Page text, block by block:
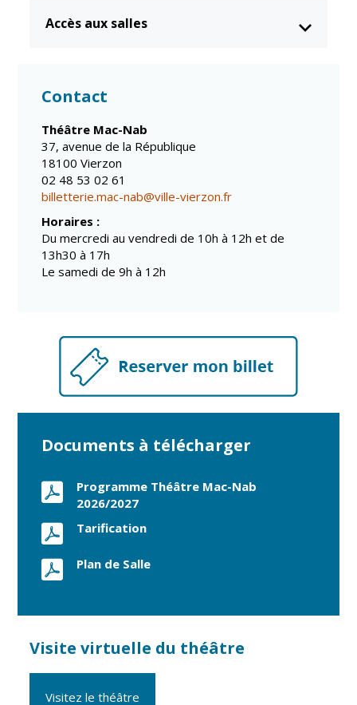
Accès aux salles
Contact
Théâtre Mac-Nab
37, avenue de la République
18100 Vierzon
02 48 53 02 61
billetterie.mac-nab@ville-vierzon.fr
Horaires :
Du mercredi au vendredi de 10h à 12h et de
13h30 à 17h
Le samedi de 9h à 12h
Documents à télécharger
Programme Théâtre Mac-Nab
2026/2027
Tarification
Plan de Salle
Visite virtuelle du théâtre
Visitez le théâtre